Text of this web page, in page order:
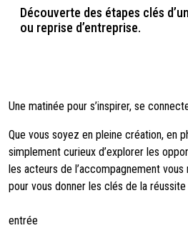
Découverte des étapes clés
ou reprise d’entreprise.
Une matinée pour s’inspirer, se
Que vous soyez en pleine création, en
simplement curieux d’explorer les
les acteurs de l’accompagnement
pour vous donner les clés de la
entrée